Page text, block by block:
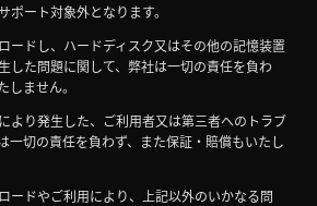
ート対象外となります。
ードし、ハードディスク又はその他の記憶装置
した問題に関して、弊社は一切の責任を負わ
ません。
より発生した、ご利用者又は第三者へのトラブ
一切の責任を負わず、また保証・賠償もいたし
ードやご利用により、上記以外のいかなる問